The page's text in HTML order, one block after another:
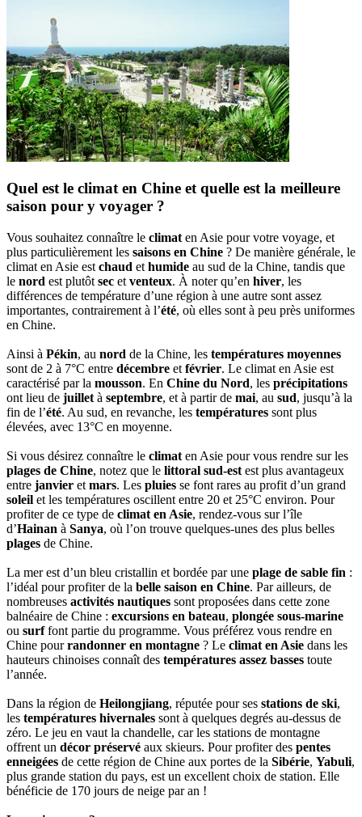
Quel est le climat en Chine et quelle est la meilleure
saison pour y voyager ?
Vous souhaitez connaître le climat en Asie pour votre voyage, et
plus particulièrement les saisons en Chine ? De manière générale, le
climat en Asie est chaud et humide au sud de la Chine, tandis que
le nord est plutôt sec et venteux. À noter qu’en hiver, les
différences de température d’une région à une autre sont assez
importantes, contrairement à l’été, où elles sont à peu près uniformes
en Chine.
Ainsi à Pékin, au nord de la Chine, les températures moyennes
sont de 2 à 7°C entre décembre et février. Le climat en Asie est
caractérisé par la mousson. En Chine du Nord, les précipitations
ont lieu de juillet à septembre, et à partir de mai, au sud, jusqu’à la
fin de l’été. Au sud, en revanche, les températures sont plus
élevées, avec 13°C en moyenne.
Si vous désirez connaître le climat en Asie pour vous rendre sur les
plages de Chine, notez que le littoral sud-est est plus avantageux
entre janvier et mars. Les pluies se font rares au profit d’un grand
soleil et les températures oscillent entre 20 et 25°C environ. Pour
profiter de ce type de climat en Asie, rendez-vous sur l’île
d’Hainan à Sanya, où l’on trouve quelques-unes des plus belles
plages de Chine.
La mer est d’un bleu cristallin et bordée par une plage de sable fin :
l’idéal pour profiter de la belle saison en Chine. Par ailleurs, de
nombreuses activités nautiques sont proposées dans cette zone
balnéaire de Chine : excursions en bateau, plongée sous-marine
ou surffont partie du programme. Vous préférez vous rendre en
Chine pourrandonner en montagne ? Le climat en Asie dans les
hauteurs chinoises connaît des températures assez basses toute
l’année.
Dans la région de Heilongjiang, réputée pour ses stations de ski,
les températures hivernales sont à quelques degrés au-dessus de
zéro. Le jeu en vaut la chandelle, car les stations de montagne
offrent un décor préservé aux skieurs. Pour profiter des pentes
enneigées de cette région de Chine aux portes de la Sibérie, Yabuli,
plus grande station du pays, est un excellent choix de station. Elle
bénéficie de 170 jours de neige par an !